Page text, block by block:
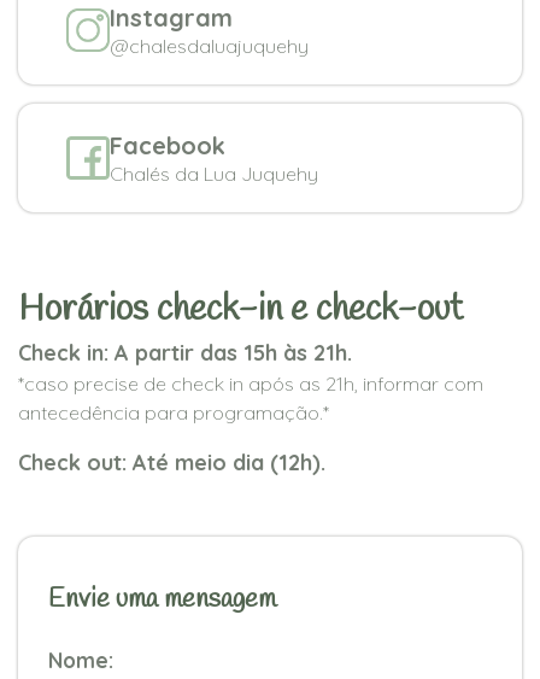
Instagram
@chalesdaluajuquehy
Facebook
Chalés da Lua Juquehy
Horários check-in e check-out
Check in: A partir das 15h às 21h.
*caso precise de check in após as 21h, informar com
antecedência para programação.*
Check out: Até meio dia (12h).
Envie uma mensagem
Nome: